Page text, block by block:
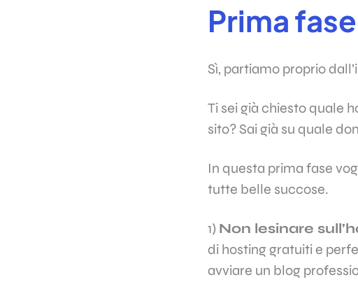
Prima
Sì, partiamo proprio
Ti sei già chiesto quale
sito? Sai già su quale
In questa prima fase
tutte belle succose.
1) Non lesinare
di hosting gratuiti e
avviare un blog